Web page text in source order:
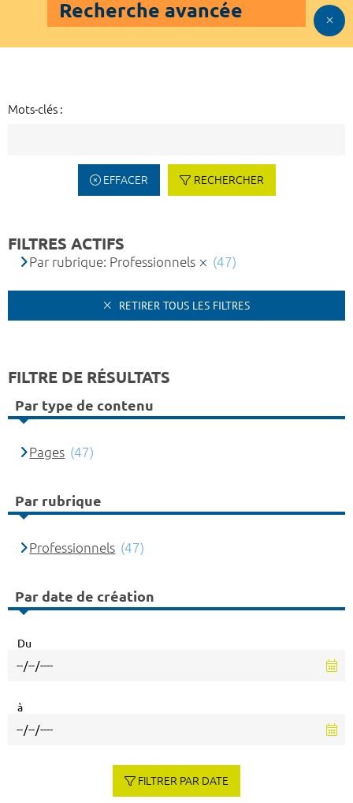
Recherche avancée
Mots-clés :
EFFACER RECHERCHER
FILTRES ACTIFS
Par rubrique: Professionnels (47)
RETIRER TOUS LES FILTRES
FILTRE DE RÉSULTATS
Par type de contenu
Pages (47)
Par rubrique
Professionnels (47)
Par date de création
Du
à
FILTRER PAR DATE